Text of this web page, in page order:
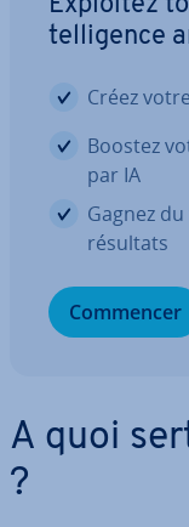
tel­li­gence
Créez
Boostez
par IA
Gagnez
résultats
Commencer
A quoi
?